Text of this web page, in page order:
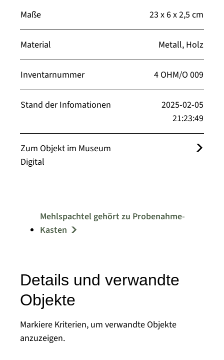
Maße 23 x 6 x 2,5 cm
Material Metall, Holz
Inventarnummer 4 OHM/O 009
Stand der Infomationen
2025-02-05
21:23:49
Zum Objekt im Museum
Digital
Mehlspachtel gehört zu Probenahme-
Kasten
Details und verwandte
Objekte
Markiere Kriterien, um verwandte Objekte
anzuzeigen.